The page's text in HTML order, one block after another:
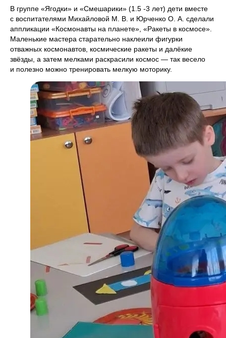
В группе «Ягодки» и «Смешарики» (1.5 -3 лет) дети вместе
с воспитателями Михайловой М. В. и Юрченко О. А. сделали
аппликации «Космонавты на планете», «Ракеты в космосе».
Маленькие мастера старательно наклеили фигурки
отважных космонавтов, космические ракеты и далёкие
звёзды, а затем мелками раскрасили космос — так весело
и полезно можно тренировать мелкую моторику.